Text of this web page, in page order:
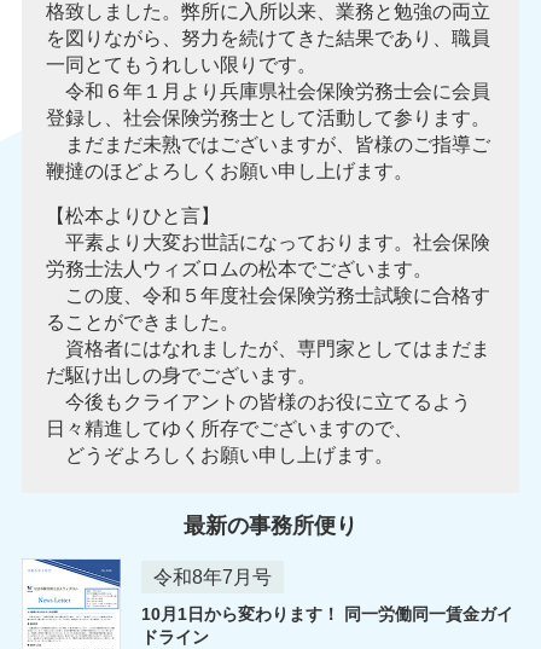
格致しました。弊所に入所以来、業務と勉強の両立
を図りながら、努力を続けてきた結果であり、職員
一同とてもうれしい限りです。
令和６年１月より兵庫県社会保険労務士会に会員
登録し、社会保険労務士として活動して参ります。
まだまだ未熟ではございますが、皆様のご指導ご
鞭撻のほどよろしくお願い申し上げます。
【松本よりひと言】
平素より大変お世話になっております。社会保険
労務士法人ウィズロムの松本でございます。
この度、令和５年度社会保険労務士試験に合格す
ることができました。
資格者にはなれましたが、専門家としてはまだま
だ駆け出しの身でございます。
今後もクライアントの皆様のお役に立てるよう
日々精進してゆく所存でございますので、
どうぞよろしくお願い申し上げます。
最新の事務所便り
令和8年7月号
10月1日から変わります！ 同一労働同一賃金ガイ
ドライン